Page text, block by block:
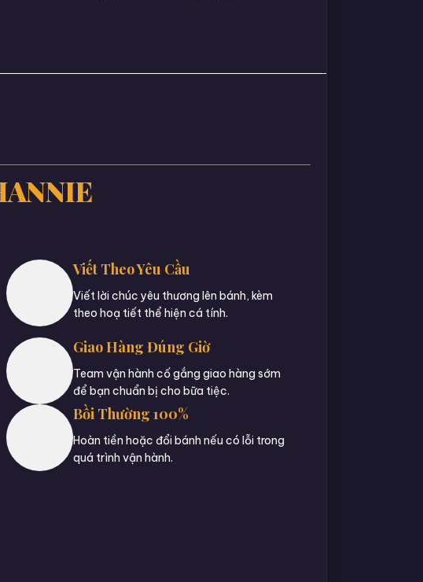
Viết Theo Yêu Cầu
Viết lời chúc yêu thương lên bánh, kèm
theo hoạ tiết thể hiện cá tính.
Giao Hàng Đúng Giờ
Team vận hành cố gắng giao hàng sớm
để bạn chuẩn bị cho bữa tiệc.
Bồi Thường 100%
Hoàn tiền hoặc đổi bánh nếu có lỗi trong
quá trình vận hành.